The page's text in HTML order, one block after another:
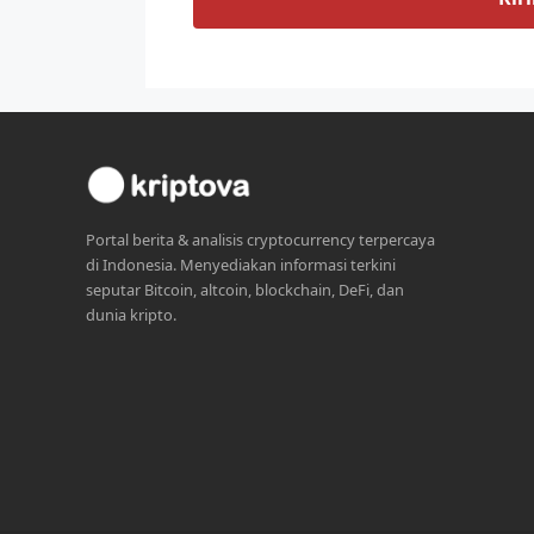
Portal berita & analisis cryptocurrency terpercaya
di Indonesia. Menyediakan informasi terkini
seputar Bitcoin, altcoin, blockchain, DeFi, dan
dunia kripto.